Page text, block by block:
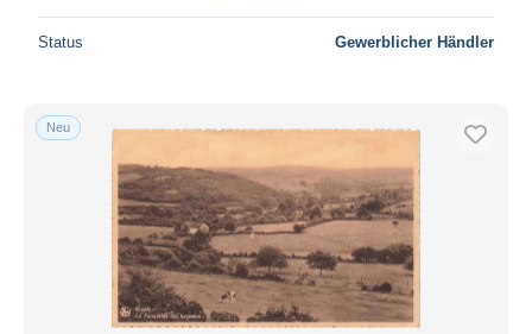
Status Gewerblicher Händler
Neu